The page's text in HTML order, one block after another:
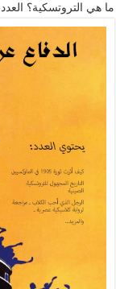
ما هي التروتسكية؟ العدد 51 من مجلة “الدفاع عن الماركسية”!